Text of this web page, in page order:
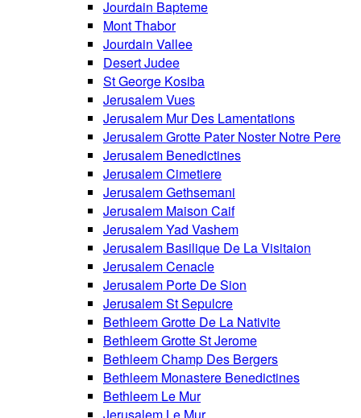
Jourdain Bapteme
Mont Thabor
Jourdain Vallee
Desert Judee
St George Kosiba
Jerusalem Vues
Jerusalem Mur Des Lamentations
Jerusalem Grotte Pater Noster Notre Pere
Jerusalem Benedictines
Jerusalem Cimetiere
Jerusalem Gethsemani
Jerusalem Maison Caif
Jerusalem Yad Vashem
Jerusalem Basilique De La Visitaion
Jerusalem Cenacle
Jerusalem Porte De Sion
Jerusalem St Sepulcre
Bethleem Grotte De La Nativite
Bethleem Grotte St Jerome
Bethleem Champ Des Bergers
Bethleem Monastere Benedictines
Bethleem Le Mur